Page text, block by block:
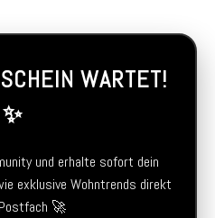
WARTET!
✨
und erhalte sofort dein
exklusive Wohntrends direkt
🚀